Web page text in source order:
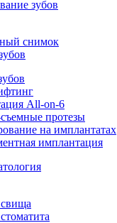
зубов
снимок
All-on-6
протезы
на имплантатах
имплантация